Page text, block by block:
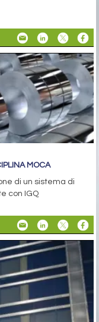
MOCA
di un sistema di
con IGQ